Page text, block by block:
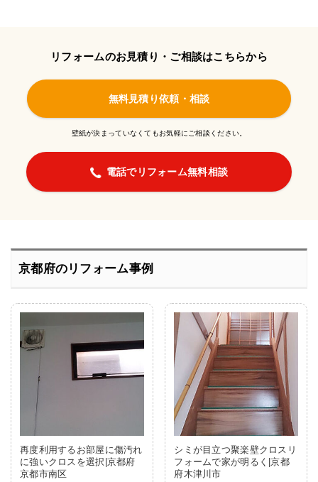
リフォームのお見積り・ご相談はこちらから
無料見積り依頼・相談
壁紙が決まっていなくてもお気軽にご相談ください。
電話でリフォーム無料相談
京都府のリフォーム事例
再度利用するお部屋に傷汚れ
に強いクロスを選択|京都府
京都市南区
シミが目立つ聚楽壁クロスリ
フォームで家が明るく|京都
府木津川市